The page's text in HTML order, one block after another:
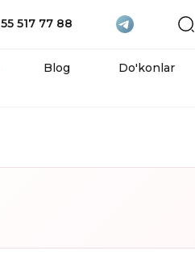
55 517 77 88
Blog Do'konlar